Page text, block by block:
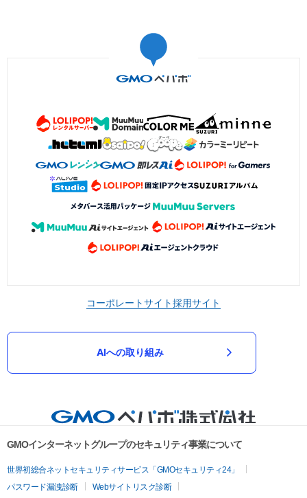
コーポレートサイト採用サイト
AIへの取り組み
GMOインターネットグループのセキュリティ事業について
世界初総合ネットセキュリティサービス「GMOセキュリティ24」
パスワード漏洩診断
Webサイトリスク診断